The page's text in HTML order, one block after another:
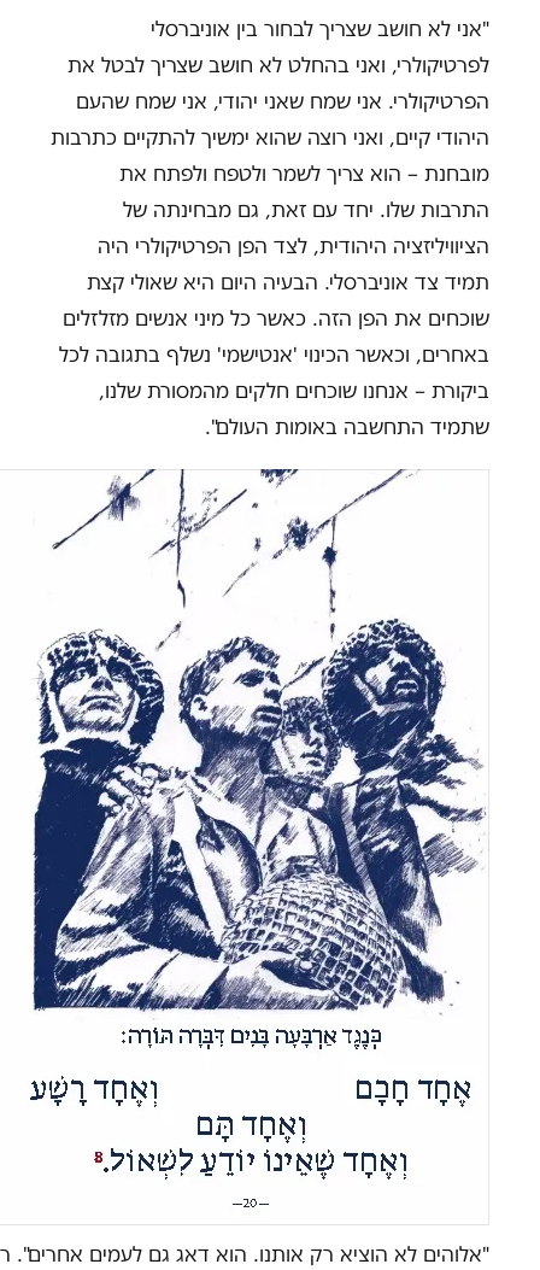
"אני לא חושב שצריך לבחור בין אוניברסלי
לפרטיקולרי, ואני בהחלט לא חושב שצריך לבטל את
הפרטיקולרי. אני שמח שאני יהודי, אני שמח שהעם
היהודי קיים, ואני רוצה שהוא ימשיך להתקיים כתרבות
מובחנת – הוא צריך לשמר ולטפח ולפתח את
התרבות שלו. יחד עם זאת, גם מבחינתה של
הציוויליזציה היהודית, לצד הפן הפרטיקולרי היה
תמיד צד אוניברסלי. הבעיה היום היא שאולי קצת
שוכחים את הפן הזה. כאשר כל מיני אנשים מזלזלים
באחרים, וכאשר הכינוי 'אנטישמי' נשלף בתגובה לכל
ביקורת – אנחנו שוכחים חלקים מהמסורת שלנו,
שתמיד התחשבה באומות העולם".
"אלוהים לא הוציא רק אותנו. הוא דאג גם לעמים אחרים".